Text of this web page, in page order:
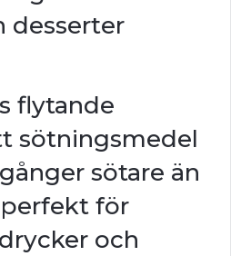
desserter
flytande
sötningsmedel
sötare än
för
och